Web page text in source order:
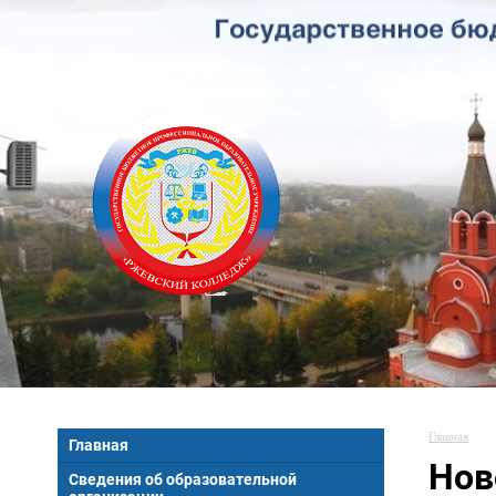
Главная
Сведения об образовательной
Главная